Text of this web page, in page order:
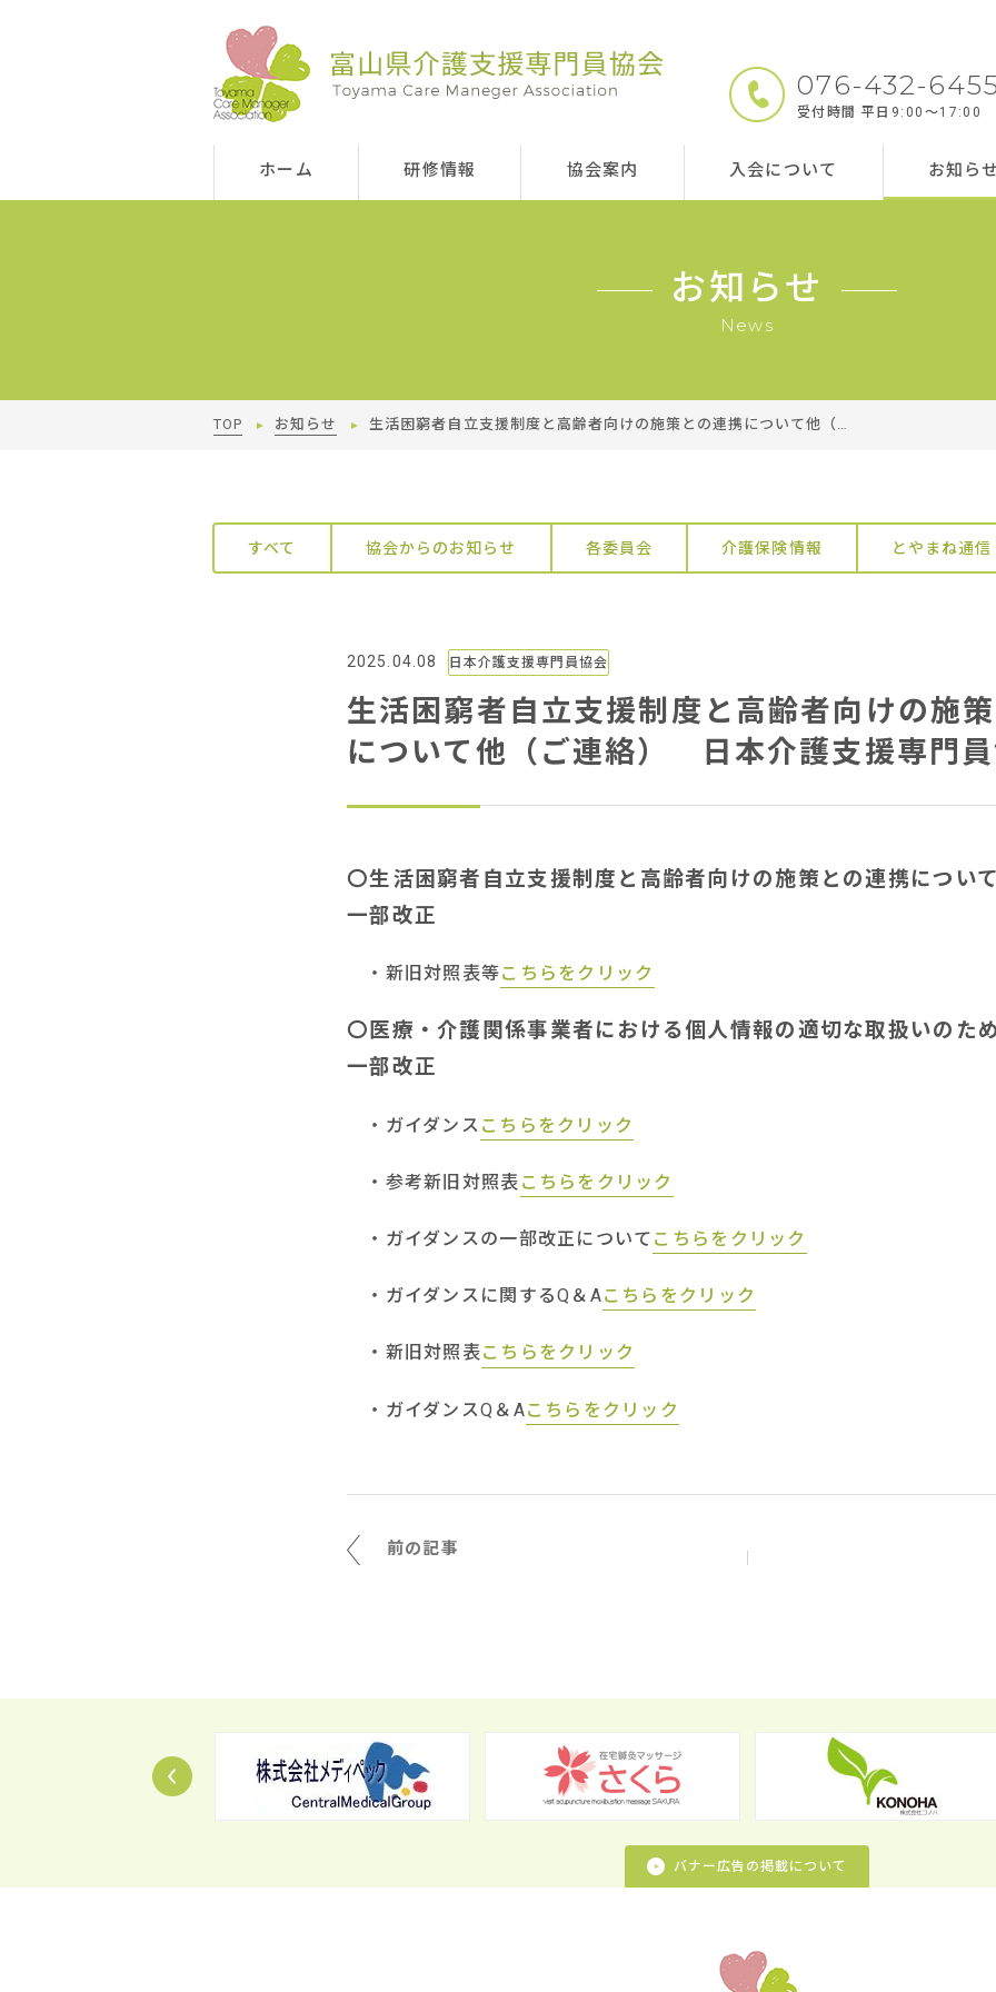
ホーム 研修情報 協会案内 入会について お知らせ
076-432-6455
受付時間 平日9:00～17:00
お知らせ
News
TOP お知らせ 生活困窮者自立支援制度と高齢者向けの施策との連携について他（…
すべて 協会からのお知らせ 各委員会 介護保険情報 とやまね通信
2025.04.08 日本介護支援専門員協会
生活困窮者自立支援制度と高齢者向けの施
について他（ご連絡） 日本介護支援専門
〇生活困窮者自立支援制度と高齢者向けの施策との連携につい
一部改正
・新旧対照表等こちらをクリック
〇医療・介護関係事業者における個人情報の適切な取扱いのた
一部改正
・ガイダンス こちらをクリック
・参考新旧対照表 こちらをクリック
・ガイダンスの一部改正について こちらをクリック
・ガイダンスに関するQ＆Aこちらをクリック
・新旧対照表こちらをクリック
・ガイダンスQ＆Aこちらをクリック
前の記事
バナー広告の掲載について